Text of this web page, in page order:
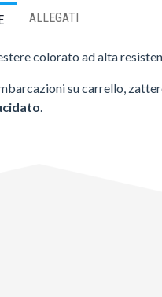
ALLEGATI
colorato ad alta
su carrello,
.